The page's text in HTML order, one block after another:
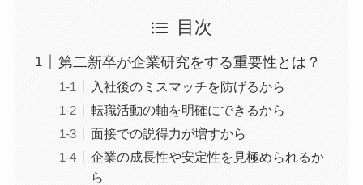
目次
第二新卒が企業研究をする重要性とは？
入社後のミスマッチを防げるから
転職活動の軸を明確にできるから
面接での説得力が増すから
企業の成長性や安定性を見極められるか
ら